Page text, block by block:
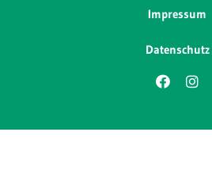
Impressum
Datenschutz